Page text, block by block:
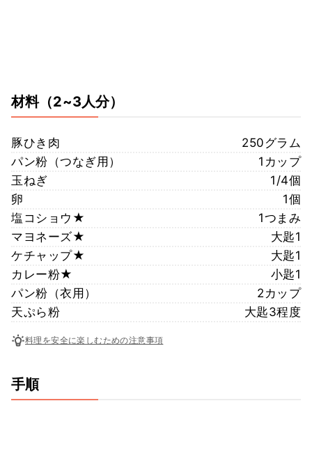
材料（2~3人分）
豚ひき肉
250グラム
パン粉（つなぎ用）
1カップ
玉ねぎ
1/4個
卵
1個
塩コショウ★
1つまみ
マヨネーズ★
大匙1
ケチャップ★
大匙1
カレー粉★
小匙1
パン粉（衣用）
2カップ
天ぷら粉
大匙3程度
料理を安全に楽しむための注意事項
手順